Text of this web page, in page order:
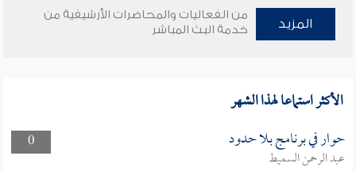
المزيد
من الفعاليات والمحاضرات الأرشيفية من
خدمة البث المباشر
الأكثر استماعا لهذا الشهر
0 حوار في برنامج بلا حدود
عبد الرحمن السميط